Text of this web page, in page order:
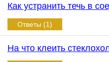
Как устранить течь в
Ответы (1)
На что клеить